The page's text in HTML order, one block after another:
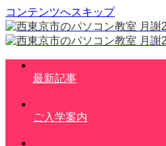
コンテンツへスキップ
最新記事
ご入学案内